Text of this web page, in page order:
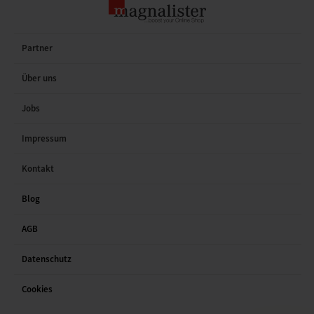
Partner
Über uns
Jobs
Impressum
Kontakt
Blog
AGB
Datenschutz
Cookies